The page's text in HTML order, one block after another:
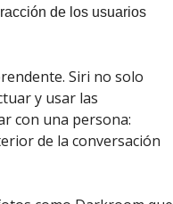
de los usuarios
Siri no solo
y usar las
con una persona:
de la conversación